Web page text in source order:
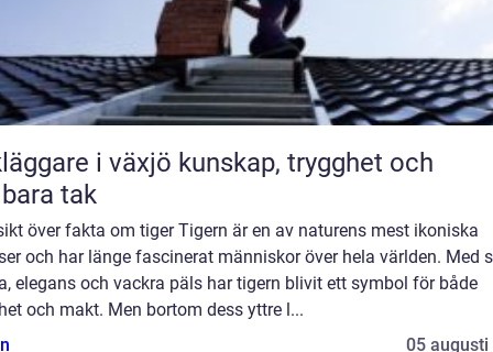
i växjö kunskap, trygghet och
tak
över fakta om tiger Tigern är en av naturens mest ikoniska
och har länge fascinerat människor över hela världen. Med
elegans och vackra päls har tigern blivit ett symbol för både
och makt. Men bortom dess yttre l...
05 augusti